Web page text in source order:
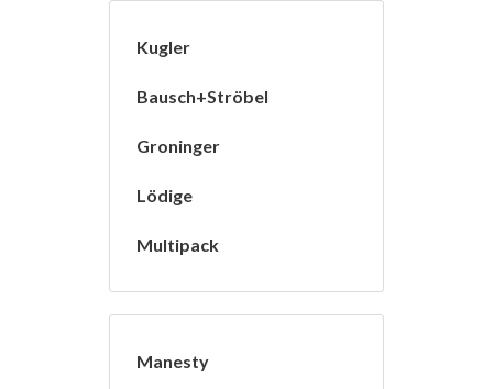
Kugler
Bausch+Ströbel
Groninger
Lödige
Multipack
Manesty